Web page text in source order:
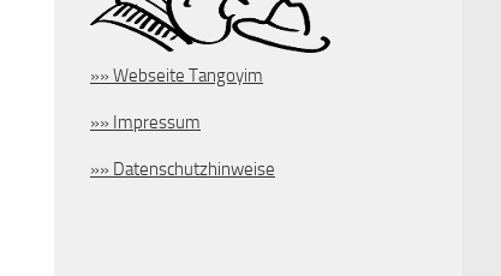
»» Webseite Tangoyim
»» Impressum
»» Datenschutzhinweise